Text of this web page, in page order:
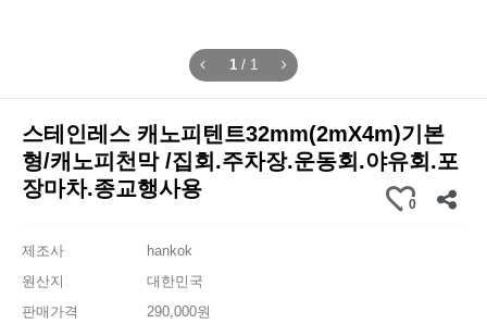
1 / 1
스테인레스 캐노피텐트32mm(2mX4m)기본
형/캐노피천막 /집회.주차장.운동회.야유회.포
장마차.종교행사용
0
제조사
hankok
원산지
대한민국
판매가격
290,000원